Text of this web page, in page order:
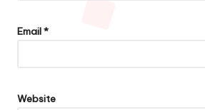
Email*
Website